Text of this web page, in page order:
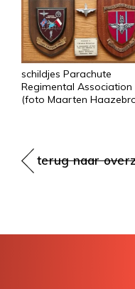
schildjes Parachute
Regimental Association
(foto Maarten
terug naar